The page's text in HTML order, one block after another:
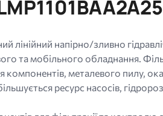
напірно/зливно
та мобільного обладнання.
металевого пилу,
ресурс насосів,